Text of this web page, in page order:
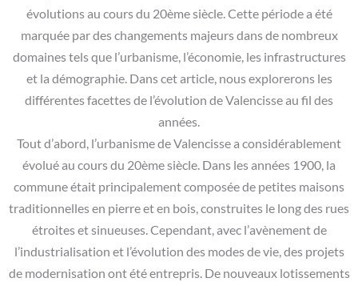
évolutions au cours du 20ème siècle. Cette période a été
marquée par des changements majeurs dans de nombreux
domaines tels que l’urbanisme, l’économie, les infrastructures
et la démographie. Dans cet article, nous explorerons les
différentes facettes de l’évolution de Valencisse au fil des
années.
Tout d’abord, l’urbanisme de Valencisse a considérablement
évolué au cours du 20ème siècle. Dans les années 1900, la
commune était principalement composée de petites maisons
traditionnelles en pierre et en bois, construites le long des rues
étroites et sinueuses. Cependant, avec l’avènement de
l’industrialisation et l’évolution des modes de vie, des projets
de modernisation ont été entrepris. De nouveaux lotissements